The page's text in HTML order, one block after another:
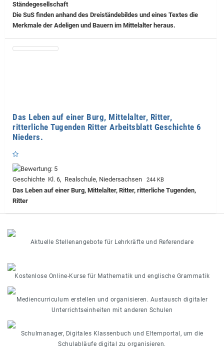
Ständegesellschaft
Die SuS finden anhand des Dreiständebildes und eines Textes die
Merkmale der Adeligen und Bauern im Mittelalter heraus.
Das Leben auf einer Burg, Mittelalter, Ritter,
ritterliche Tugenden Ritter Arbeitsblatt Geschichte 6
Nieders.
Geschichte Kl. 6, Realschule, Niedersachsen 244 KB
Das Leben auf einer Burg, Mittelalter, Ritter, ritterliche Tugenden,
Ritter
Aktuelle Stellenangebote für Lehrkräfte und Referendare
Kostenlose Online-Kurse für Mathematik und englische Grammatik
Mediencurriculum erstellen und organisieren. Austausch digitaler
Unterrichtseinheiten mit anderen Schulen
Schulmanager, Digitales Klassenbuch und Elternportal, um die
Schulabläufe digital zu organisieren.